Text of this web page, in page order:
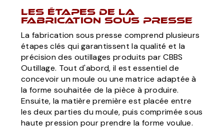
Les étapes de la
fabrication sous presse
La fabrication sous presse comprend plusieurs
étapes clés qui garantissent la qualité et la
précision des outillages produits par CBBS
Outillage. Tout d'abord, il est essentiel de
concevoir un moule ou une matrice adaptée à
la forme souhaitée de la pièce à produire.
Ensuite, la matière première est placée entre
les deux parties du moule, puis comprimée sous
haute pression pour prendre la forme voulue.